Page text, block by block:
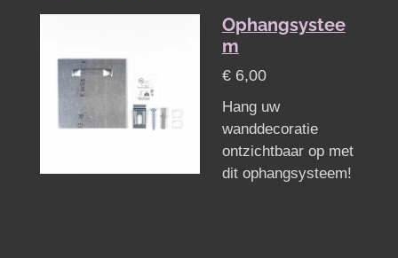
Ophangsystee
m
€ 6,00
Hang uw
wanddecoratie
ontzichtbaar op met
dit ophangsysteem!